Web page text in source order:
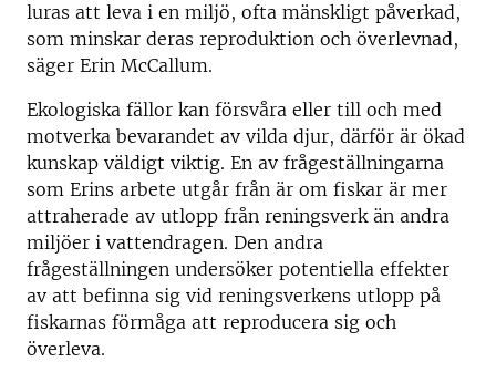
luras att leva i en miljö, ofta mänskligt påverkad,
som minskar deras reproduktion och överlevnad,
säger Erin McCallum.
Ekologiska fällor kan försvåra eller till och med
motverka bevarandet av vilda djur, därför är ökad
kunskap väldigt viktig. En av frågeställningarna
som Erins arbete utgår från är om fiskar är mer
attraherade av utlopp från reningsverk än andra
miljöer i vattendragen. Den andra
frågeställningen undersöker potentiella effekter
av att befinna sig vid reningsverkens utlopp på
fiskarnas förmåga att reproducera sig och
överleva.